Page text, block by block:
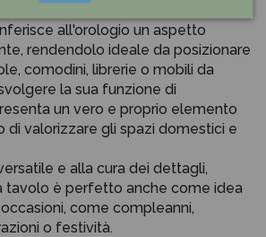
all'orologio un aspetto
rendendolo ideale da posizionare
comodini, librerie o mobili da
la sua funzione di
un vero e proprio elemento
di valorizzare gli spazi domestici e
e alla cura dei dettagli,
tavolo è perfetto anche come idea
come compleanni,
o festività.